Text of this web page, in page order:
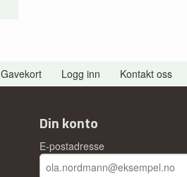
Gavekort Logg inn Kontakt oss
Din konto
E-postadresse